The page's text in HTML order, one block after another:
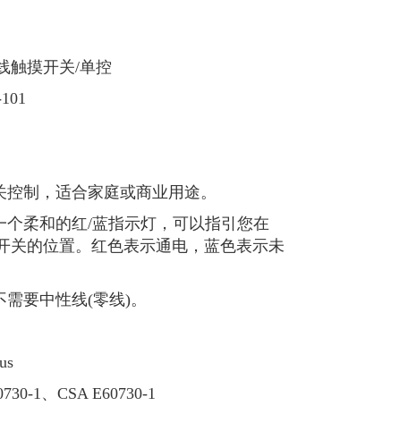
触摸开关/单控
制，适合家庭或商业用途。
个柔和的红/蓝指示灯，可以指引您在
关的位置。红色表示通电，蓝色表示未
要中性线(零线)。
1、CSA E60730-1